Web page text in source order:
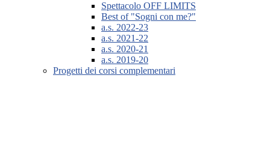
Spettacolo OFF LIMITS
Best of "Sogni con me?"
a.s. 2022-23
a.s. 2021-22
a.s. 2020-21
a.s. 2019-20
Progetti dei corsi complementari